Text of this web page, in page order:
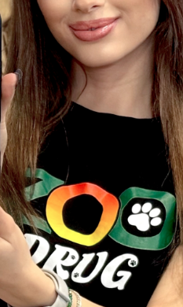
seçimdir.
Hamısını Gör
DOLDURUCU BRIT FRESH PIŞIK
PIŞIK ÜÇÜN BENTONIT 5 KQ.